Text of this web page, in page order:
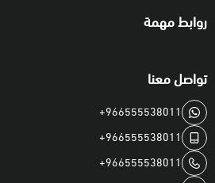
روابط مهمة
تواصل معنا
+966555538011
+966555538011
+966555538011